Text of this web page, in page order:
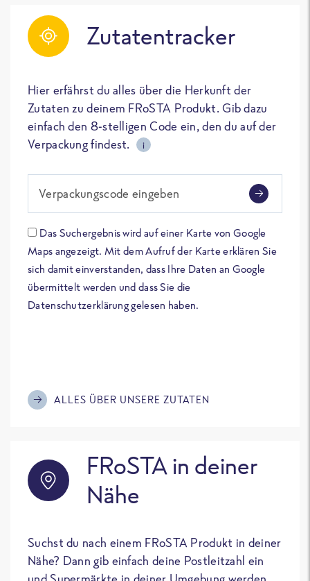
Zutatentracker
Hier erfährst du alles über die Herkunft der
Zutaten zu deinem FRoSTA Produkt. Gib dazu
einfach den 8-stelligen Code ein, den du auf der
Verpackung findest.
i
Verpackungscode eingeben
Das Suchergebnis wird auf einer Karte von Google
Maps angezeigt. Mit dem Aufruf der Karte erklären Sie
sich damit einverstanden, dass Ihre Daten an Google
übermittelt werden und dass Sie die
Datenschutzerklärung gelesen haben.
ALLES ÜBER UNSERE ZUTATEN
FRoSTA in deiner
Nähe
Suchst du nach einem FRoSTA Produkt in deiner
Nähe? Dann gib einfach deine Postleitzahl ein